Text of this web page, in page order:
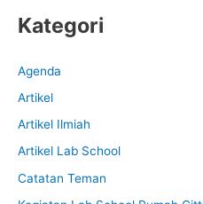
Kategori
Agenda
Artikel
Artikel Ilmiah
Artikel Lab School
Catatan Teman